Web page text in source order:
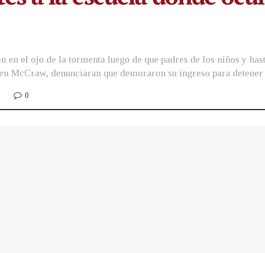
en el ojo de la tormenta luego de que padres de los niños y
McCraw, denunciaran que demoraron su ingreso para
0